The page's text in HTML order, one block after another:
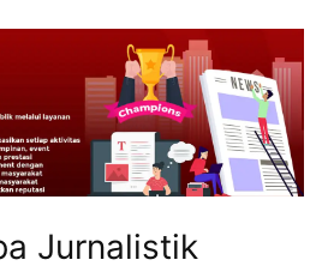
Jurnalistik